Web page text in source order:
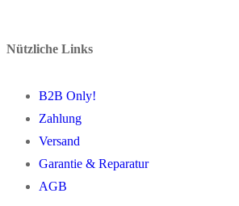
Nützliche Links
B2B Only!
Zahlung
Versand
Garantie & Reparatur
AGB